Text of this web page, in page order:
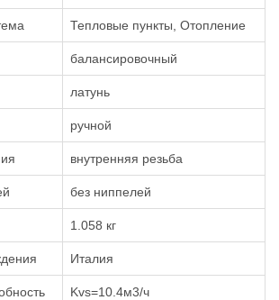
Тепловые пункты, Отопление
балансировочный
латунь
ручной
внутренняя резьба
без ниппелей
1.058 кг
Италия
Kvs=10.4м3/ч